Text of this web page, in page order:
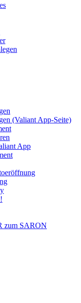
(Valiant App-Seite)
App
zum SARON